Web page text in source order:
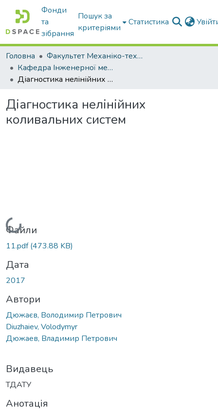
Фонди
та
зібрання
Пошук за
критеріями
Статистика
Головна
Факультет Механіко-технологічний
Кафедра Інженерної механіки та комп'ютерного проектування
Діагностика нелінійних коливальних систем
Діагностика нелінійних
коливальних систем
Вантажиться...
Файли
11.pdf(473.88 KB)
Дата
2017
Автори
Дюжаєв, Володимир Петрович
Diuzhaiev, Volodymyr
Дюжаев, Владимир Петрович
Видавець
ТДАТУ
Анотація